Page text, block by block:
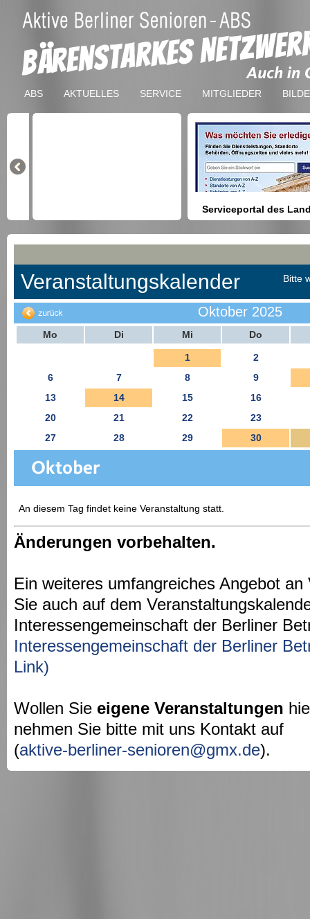
ABS AKTUELLES SERVICE MITGLIEDER
Serviceportal des
Berlin
Anmeldung bei Ämtern usw.
Veranstaltungskalender Bitte
Oktober 2025
Mo Di Mi Do
1
2
6
7 8
9
13
14 15
16
20
21 22
23
27
28 29 30
An diesem Tag findet keine Veranstaltung statt.
Änderungen vorbehalten.
Ein weiteres umfangreiches Angebot
Sie auch auf dem
Interessengemeinschaft der Berliner
Interessengemeinschaft der Berliner
Link)
Wollen Sie eigene Veranstaltungen
nehmen Sie bitte mit uns Kontakt auf
(aktive-berliner-senioren@gmx.de).